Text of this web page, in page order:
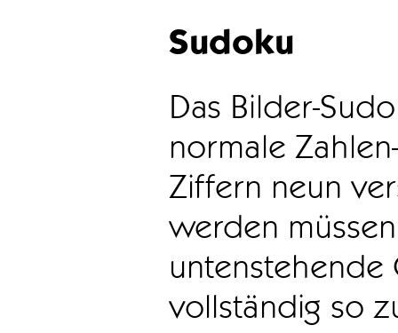
Sudoku
Das Bilder-
normale
Ziffern neun
werden
vollständig so